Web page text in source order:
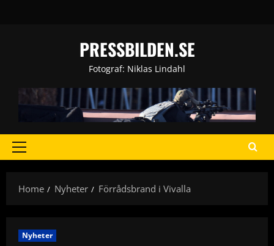
PRESSBILDEN.SE
Fotograf: Niklas Lindahl
Primary
Home
Nyheter Förrådsbrand i Vivalla
Nyheter